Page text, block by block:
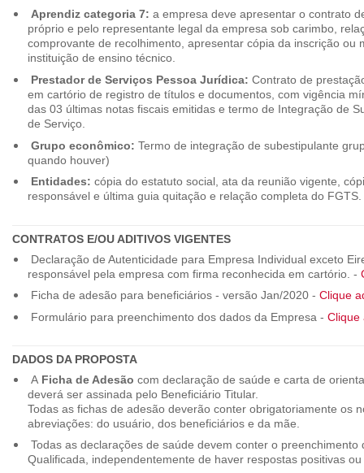
Aprendiz categoria 7: a empresa deve apresentar o contrato
próprio e pelo representante legal da empresa sob carimbo,
comprovante de recolhimento, apresentar cópia da inscrição ou
instituição de ensino técnico.
Prestador de Serviços Pessoa Jurídica: Contrato de
em cartório de registro de títulos e documentos, com vigência
das 03 últimas notas fiscais emitidas e termo de Integração de
de Serviço.
Grupo econômico: Termo de integração de subestipulante
quando houver)
Entidades: cópia do estatuto social, ata da reunião vigente,
responsável e última guia quitação e relação completa do FGTS.
CONTRATOS E/OU ADITIVOS VIGENTES
Declaração de Autenticidade para Empresa Individual exceto
responsável pela empresa com firma reconhecida em cartório. -
Ficha de adesão para beneficiários - versão Jan/2020 - Clique
Formulário para preenchimento dos dados da Empresa - Clique
DADOS DA PROPOSTA
A Ficha de Adesão com declaração de saúde e carta de
deverá ser assinada pelo Beneficiário Titular.
Todas as fichas de adesão deverão conter obrigatoriamente os
abreviações: do usuário, dos beneficiários e da mãe.
Todas as declarações de saúde devem conter o preenchimento
Qualificada, independentemente de haver respostas positivas ou